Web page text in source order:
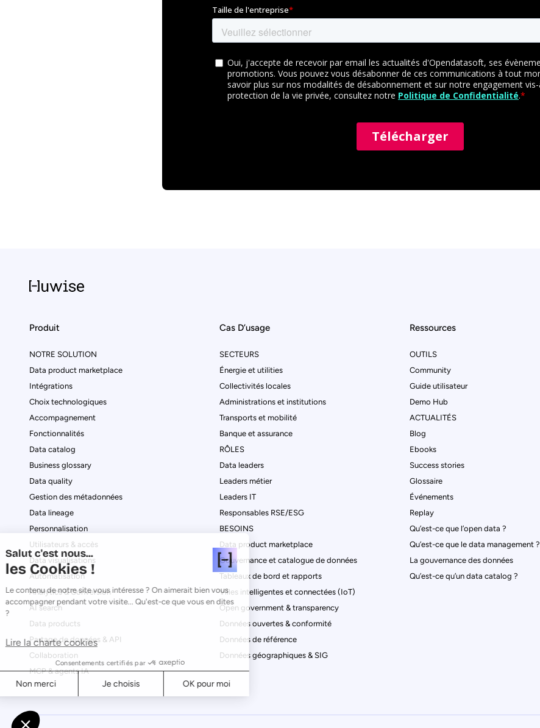
Produit
NOTRE SOLUTION
Data product marketplace
Intégrations
Choix technologiques
Accompagnement
Fonctionnalités
Data catalog
Business glossary
Data quality
Gestion des métadonnées
Data lineage
Personnalisation
Utilisateurs & accès
Data visualisations
Automatisation
Analytics & Conversion
AI search
Data products
Partage de données & API
Collaboration
MCP & agents IA
Cas D’usage
SECTEURS
Énergie et utilities
Collectivités locales
Administrations et institutions
Transports et mobilité
Banque et assurance
RÔLES
Data leaders
Leaders métier
Leaders IT
Responsables RSE/ESG
BESOINS
Data product marketplace
Gouvernance et catalogue de données
Tableaux de bord et rapports
Villes intelligentes et connectées (IoT)
Open government & transparency
Données ouvertes & conformité
Données de référence
Données géographiques & SIG
Ressources
OUTILS
Community
Guide utilisateur
Demo Hub
ACTUALITÉS
Blog
Ebooks
Success stories
Glossaire
Événements
Replay
Qu’est-ce que l’open data ?
Qu’est-ce que le data management ?
La gouvernance des données
Qu’est-ce qu’un data catalog ?
Salut c'est nous...
les Cookies !
Le contenu de notre site vous intéresse ? On aimerait bien vous
accompagner pendant votre visite... Qu'est-ce que vous en dites
Lire la charte cookies
Consentements certifiés par
Non merci Je choisis
OK pour moi